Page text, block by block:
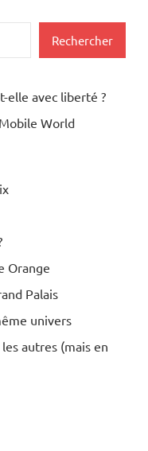
Rechercher
elle avec liberté ?
World
Orange
Palais
univers
autres (mais en